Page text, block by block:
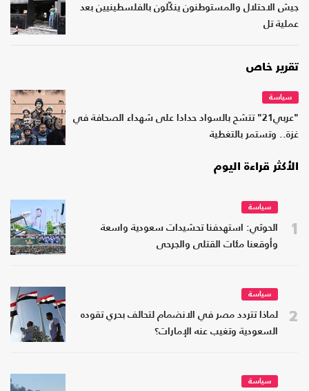
جيش الاحتلال والمستوطنون ينكّلون بالفلسطينيين بعد
عملية تل
تقرير خاص
سياسة
"عربي21" تتشح بالسواد حدادا على شهداء الصحافة في
غزة.. وتستمر بالتغطية
الأكثر قراءة اليوم
1
سياسة
الحوثي: استهدفنا تحشيدات سعودية واسعة
وأوقعنا مئات القتلى والجرحى
2
سياسة
لماذا تتردد مصر في الانضمام لتحالف بحري تقوده
السعودية وتغيب عنه الإمارات؟
سياسة